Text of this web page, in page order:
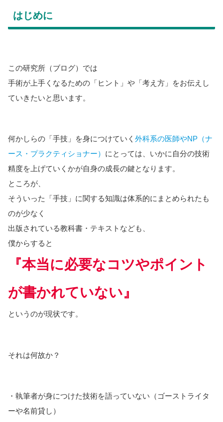
はじめに
この研究所（ブログ）では
手術が上手くなるための「ヒント」や「考え方」をお伝えし
ていきたいと思います。
何かしらの「手技」を身につけていく 外科系の医師やNP（ナ
ース・プラクティショナー） にとっては、いかに自分の技術
精度を上げていくかが自身の成長の鍵となります。
ところが、
そういった「手技」に関する知識は体系的にまとめられたも
のが少なく
出版されている教科書・テキストなども、
僕からすると
『本当に必要なコツやポイント
が書かれていない』
というのが現状です。
それは何故か？
・執筆者が身につけた技術を語っていない（ゴーストライタ
ーや名前貸し）